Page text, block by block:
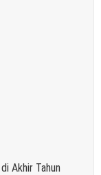
Akhir Tahun